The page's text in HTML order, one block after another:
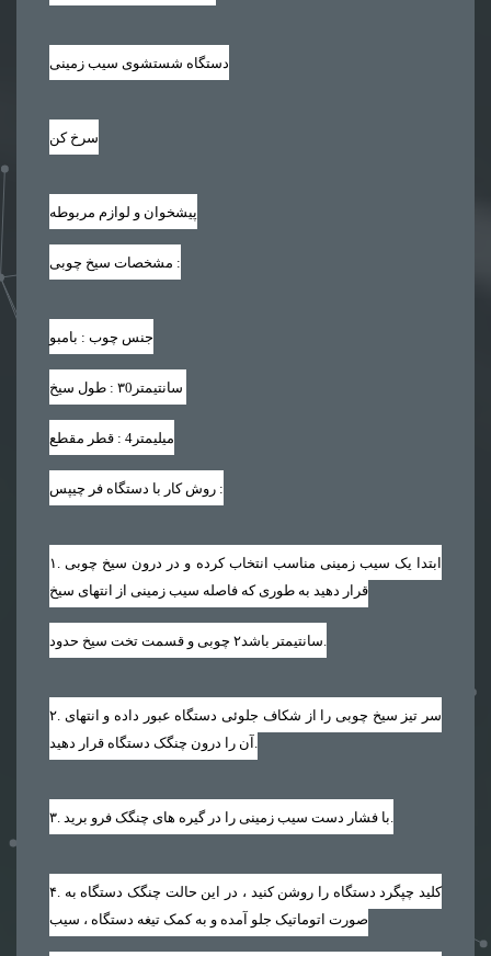
دستگاه شستشوی سیب زمینی
سرخ کن
پیشخوان و لوازم مربوطه
مشخصات سیخ چوبی :
جنس چوب : بامبو
طول سیخ : ۳0 سانتیمتر
قطر مقطع : 4 میلیمتر
روش کار با دستگاه فر چیپس :
۱
قرار دهید به طوری که فاصله سیب زمینی از انتهای سیخ
۲سانتیمتر باشد
۲
۳
۴
صورت اتوماتیک جلو آمده و به کمک تیغه دستگاه ، سیب